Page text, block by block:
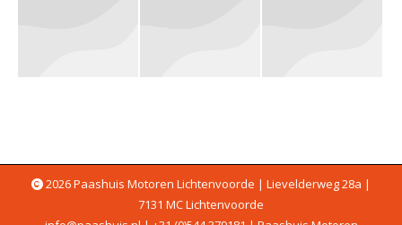
2026 Paashuis Motoren Lichtenvoorde | Lievelderweg 28a |
7131 MC Lichtenvoorde